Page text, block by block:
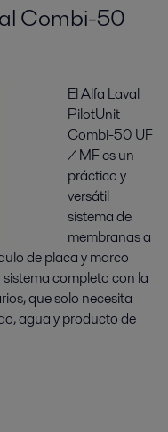
Combi-50
El Alfa Laval
PilotUnit
Combi-50 UF
/ MF es un
práctico y
versátil
sistema de
membranas a
de placa y marco
completo con la
que solo necesita
agua y producto de